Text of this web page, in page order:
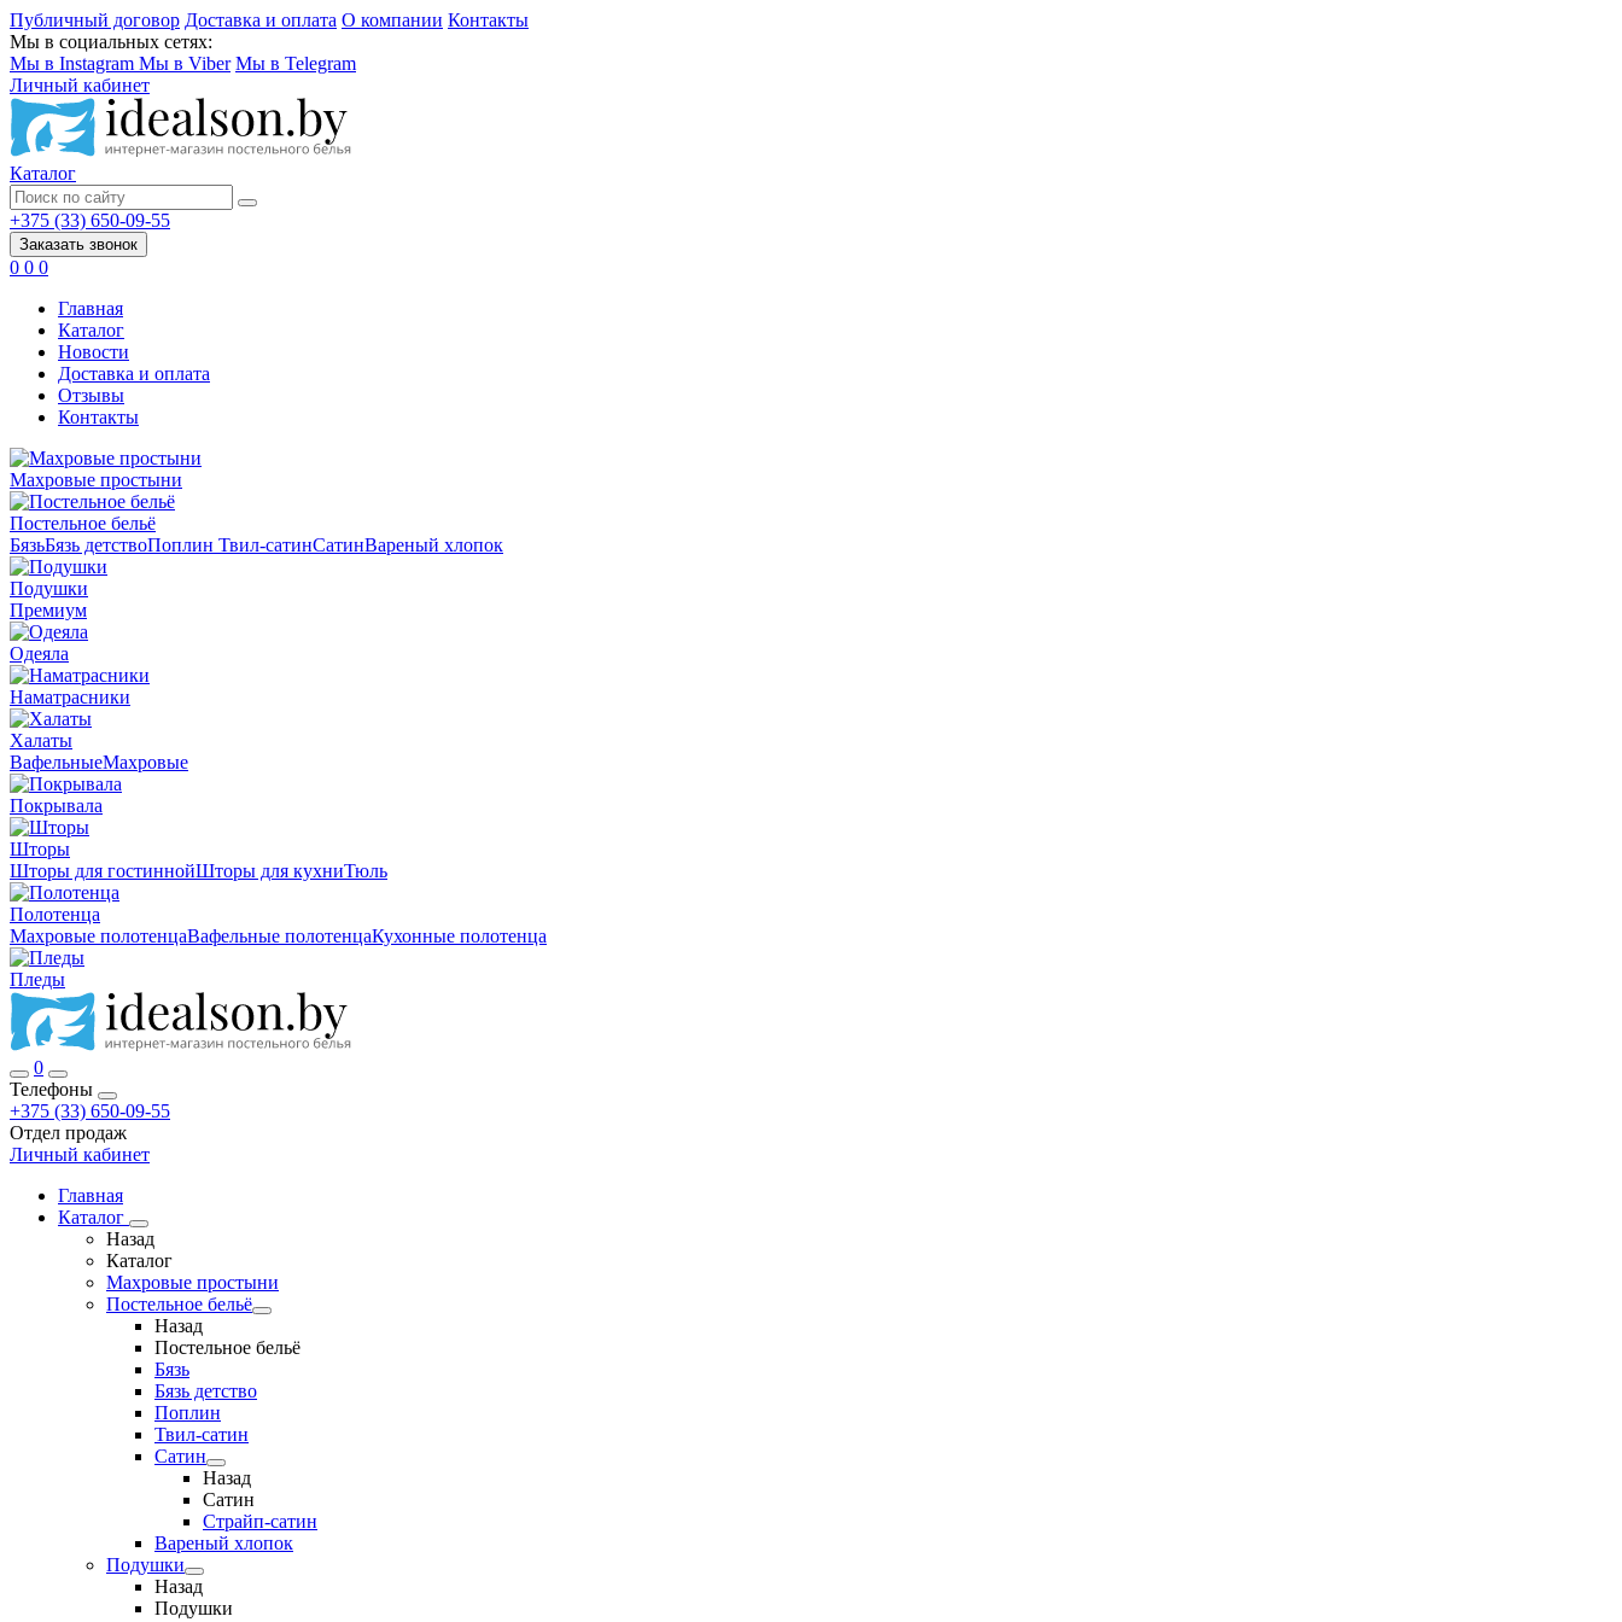
Публичный договор Доставка и оплата О компании Контакты
Мы в социальных сетях:
Мы в Instagram Мы в Viber Мы в Telegram
Личный кабинет
Каталог
+375 (33) 650-09-55
Заказать звонок
0 0 0
Главная
Каталог
Новости
Доставка и оплата
Отзывы
Контакты
Махровые простыни
Постельное бельё
БязьБязь детствоПоплин Твил-сатинСатинВареный хлопок
Подушки
Премиум
Одеяла
Наматрасники
Халаты
ВафельныеМахровые
Покрывала
Шторы
Шторы для гостиннойШторы для кухниТюль
Полотенца
Махровые полотенцаВафельные полотенцаКухонные полотенца
Пледы
0
Телефоны
+375 (33) 650-09-55
Отдел продаж
Личный кабинет
Главная
Каталог
Назад
Каталог
Махровые простыни
Постельное бельё
Назад
Постельное бельё
Бязь
Бязь детство
Поплин
Твил-сатин
Сатин
Назад
Сатин
Страйп-сатин
Вареный хлопок
Подушки
Назад
Подушки